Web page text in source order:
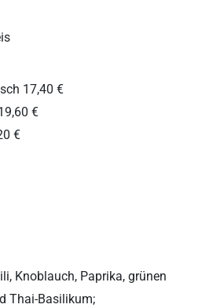
17,40 €
€
€
Knoblauch, Paprika, grünen
Thai-Basilikum;